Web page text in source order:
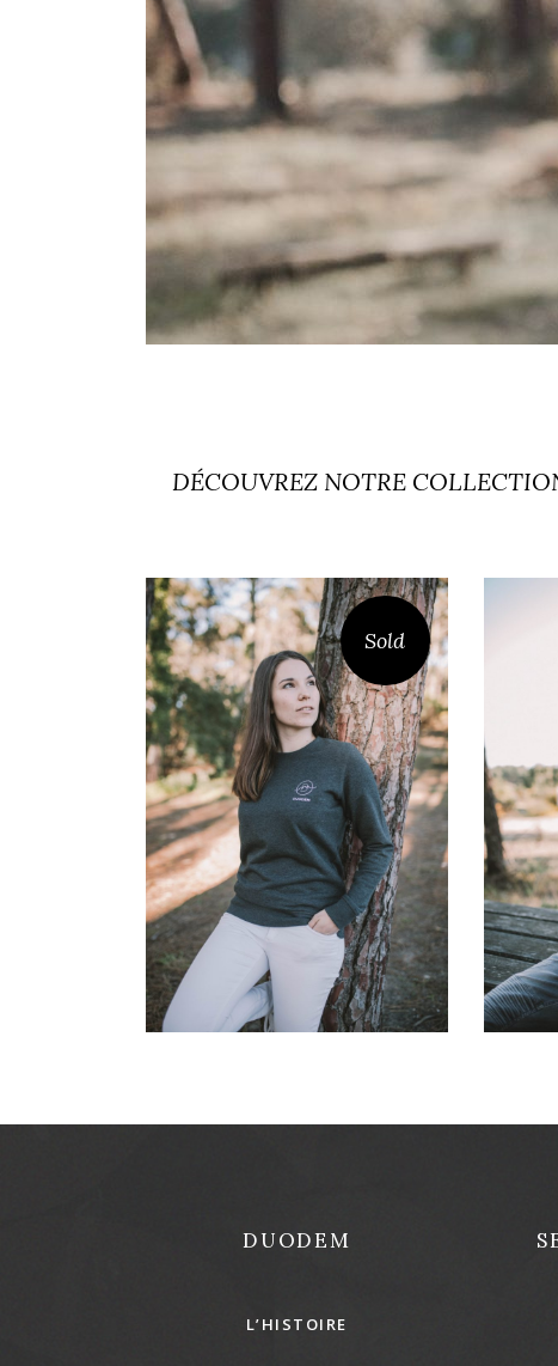
DÉCOUVREZ NOTRE
Sold
SWEAT PIQUEY
55,00€
DUODEM
L’HISTOIRE